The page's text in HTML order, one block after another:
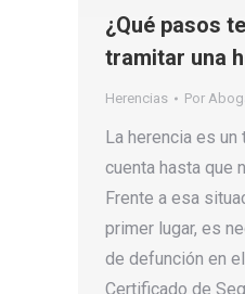
¿Qué pasos
tramitar una
Herencias Por
La herencia es
cuenta hasta que
Frente a esa
primer lugar, es
de defunción en
Certificado de